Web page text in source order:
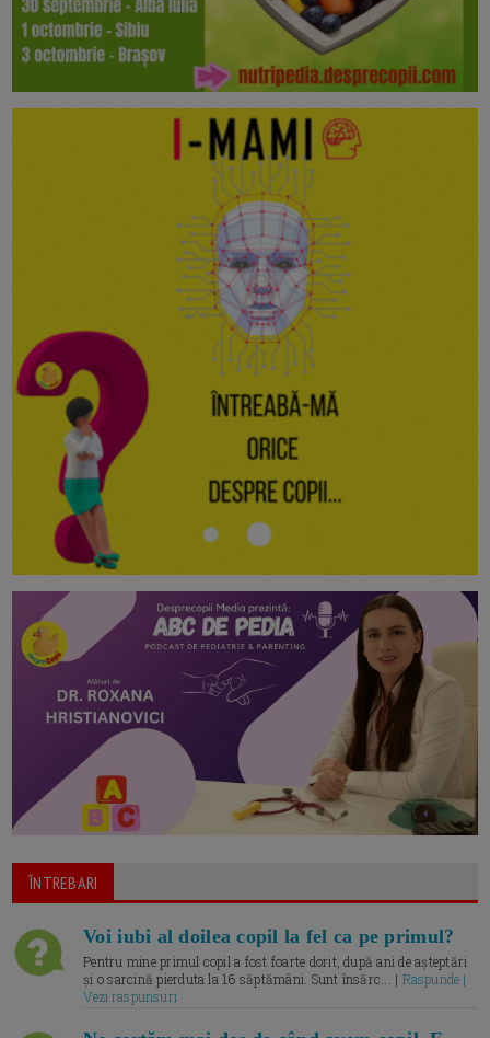
ÎNTREBARI
Voi iubi al doilea copil la fel ca pe primul?
Pentru mine primul copil a fost foarte dorit, după ani de așteptări
și o sarcină pierduta la 16 săptămâni. Sunt însărc... | Raspunde |
Vezi raspunsuri